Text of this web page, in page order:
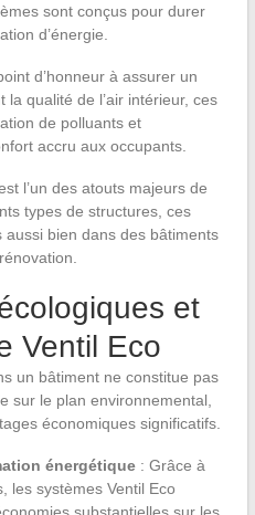
sont conçus pour durer
d’énergie.
d’honneur à assurer un
qualité de l’air intérieur, ces
de polluants et
accru aux occupants.
l’un des atouts majeurs de
types de structures, ces
bien dans des bâtiments
et
Ventil Eco
un bâtiment ne constitue pas
sur le plan environnemental,
économiques significatifs.
énergétique: Grâce à
les systèmes Ventil Eco